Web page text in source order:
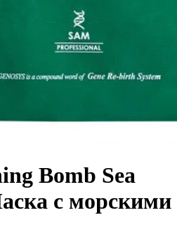
Bomb Sea
с морскими